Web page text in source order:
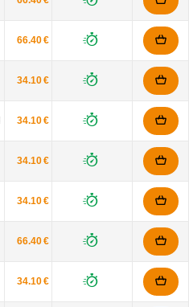
66.40 €
34.10 €
34.10 €
34.10 €
34.10 €
66.40 €
34.10 €